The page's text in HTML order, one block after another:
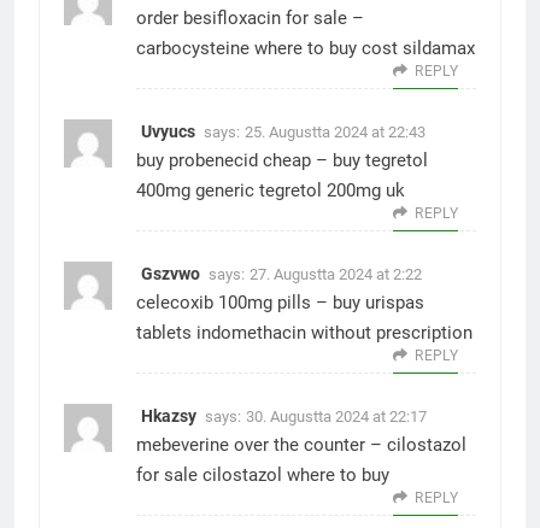
order besifloxacin for sale –
carbocysteine where to buy cost sildamax
REPLY
Uvyucs says: 25. Augustta 2024 at 22:43
buy probenecid cheap – buy tegretol
400mg generic tegretol 200mg uk
REPLY
Gszvwo says: 27. Augustta 2024 at 2:22
celecoxib 100mg pills – buy urispas
tablets indomethacin without prescription
REPLY
Hkazsy says: 30. Augustta 2024 at 22:17
mebeverine over the counter – cilostazol
for sale cilostazol where to buy
REPLY